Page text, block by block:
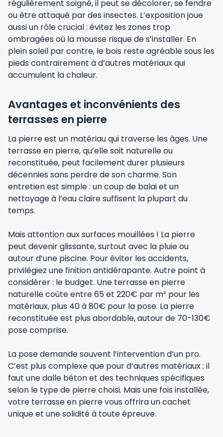
régulièrement soigné, il peut se décolorer, se fendre
ou être attaqué par des insectes. L’exposition joue
aussi un rôle crucial : évitez les zones trop
ombragées où la mousse risque de s’installer. En
plein soleil par contre, le bois reste agréable sous les
pieds contrairement à d’autres matériaux qui
accumulent la chaleur.
Avantages et inconvénients des
terrasses en pierre
La pierre est un matériau qui traverse les âges. Une
terrasse en pierre, qu’elle soit naturelle ou
reconstituée, peut facilement durer plusieurs
décennies sans perdre de son charme. Son
entretien est simple : un coup de balai et un
nettoyage à l’eau claire suffisent la plupart du
temps.
Mais attention aux surfaces mouillées ! La pierre
peut devenir glissante, surtout avec la pluie ou
autour d’une piscine. Pour éviter les accidents,
privilégiez une finition antidérapante. Autre point à
considérer : le budget. Une terrasse en pierre
naturelle coûte entre 65 et 220€ par m² pour les
matériaux, plus 40 à 80€ pour la pose. La pierre
reconstituée est plus abordable, autour de 70-130€
pose comprise.
La pose demande souvent l’intervention d’un pro.
C’est plus complexe que pour d’autres matériaux : il
faut une dalle béton et des techniques spécifiques
selon le type de pierre choisi. Mais une fois installée,
votre terrasse en pierre vous offrira un cachet
unique et une solidité à toute épreuve.